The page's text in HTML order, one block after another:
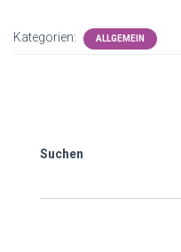
Kategorien: ALLGEMEIN
Suchen